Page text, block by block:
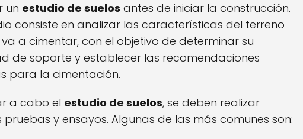
un estudio de suelos antes de iniciar la construcción.
consiste en analizar las características del terreno
a cimentar, con el objetivo de determinar su
de soporte y establecer las recomendaciones
para la cimentación.
a cabo el estudio de suelos, se deben realizar
pruebas y ensayos. Algunas de las más comunes son: